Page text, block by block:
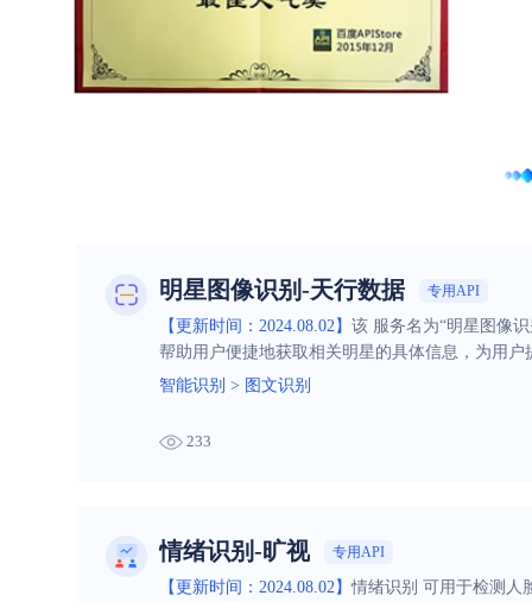
明星图像识别-天行数据 专用API
【更新时间：2024.08.02】 该 服务名为“明星图像
帮助用户便捷地获取相关明星的具体信息，为用
智能识别 > 图文识别
233
情绪识别-旷视 专用API
【更新时间：2024.08.02】情绪识别 可用于检测人